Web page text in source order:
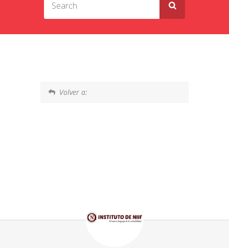
Volver a: